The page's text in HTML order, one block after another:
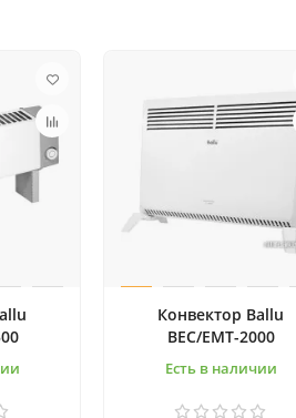
Конвектор Ballu
BEC/EMT-2000
Есть в наличии